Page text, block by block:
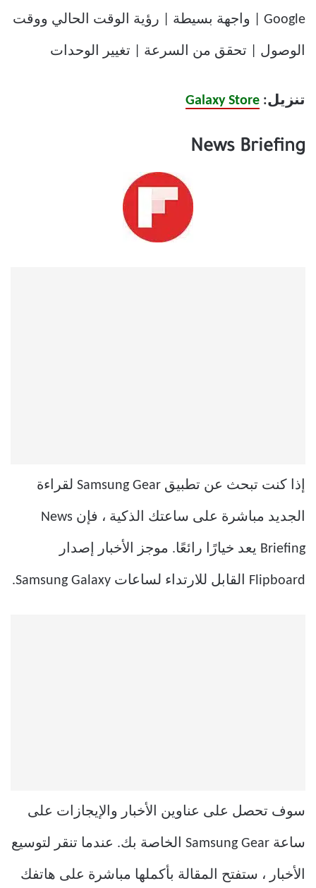
Google | واجهة بسيطة | رؤية الوقت الحالي ووقت
الوصول | تحقق من السرعة | تغيير الوحدات
تنزيل: Galaxy Store
News Briefing
إذا كنت تبحث عن تطبيق Samsung Gear لقراءة
الجديد مباشرة على ساعتك الذكية ، فإن News
Briefing يعد خيارًا رائعًا. موجز الأخبار إصدار
Flipboard القابل للارتداء لساعات Samsung Galaxy.
سوف تحصل على عناوين الأخبار والإيجازات على
ساعة Samsung Gear الخاصة بك. عندما تنقر لتوسيع
الأخبار ، ستفتح المقالة بأكملها مباشرة على هاتفك